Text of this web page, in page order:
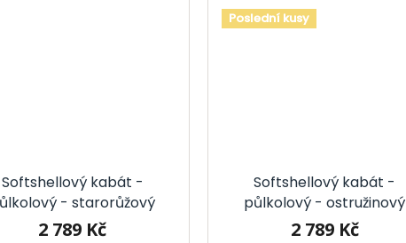
Softshellový kabát -
- starorůžový
2 789 Kč
Poslední kusy
Softshellový kabát -
půlkolový - ostružinový
2 789 Kč